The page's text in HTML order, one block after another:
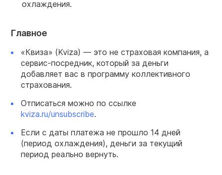
охлаждения.
Главное
«Квиза» (Kviza) — это не страховая компания, а
сервис-посредник, который за деньги
добавляет вас в программу коллективного
страхования.
Отписаться можно по ссылке
kviza.ru/unsubscribe.
Если с даты платежа не прошло 14 дней
(период охлаждения), деньги за текущий
период реально вернуть.